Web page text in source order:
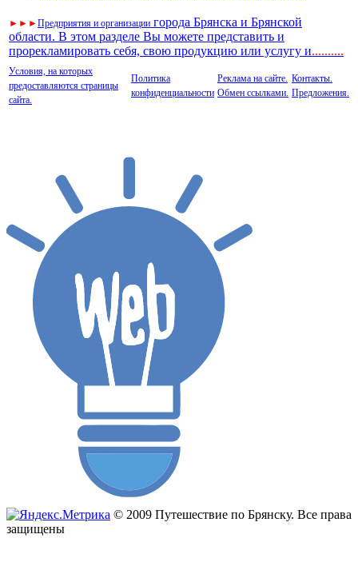
► ► ►Предприятия и организации города Брянска и Брянской
области. В этом разделе Вы можете представить и
прорекламировать себя, свою продукцию или услугу и..........
Условия, на которых
предоставляются страницы
сайта.
Политика
конфиденциальности
Реклама на сайте.
Обмен ссылками.
Контакты.
Предложения.
© 2009 Путешествие по Брянску. Все права
защищены